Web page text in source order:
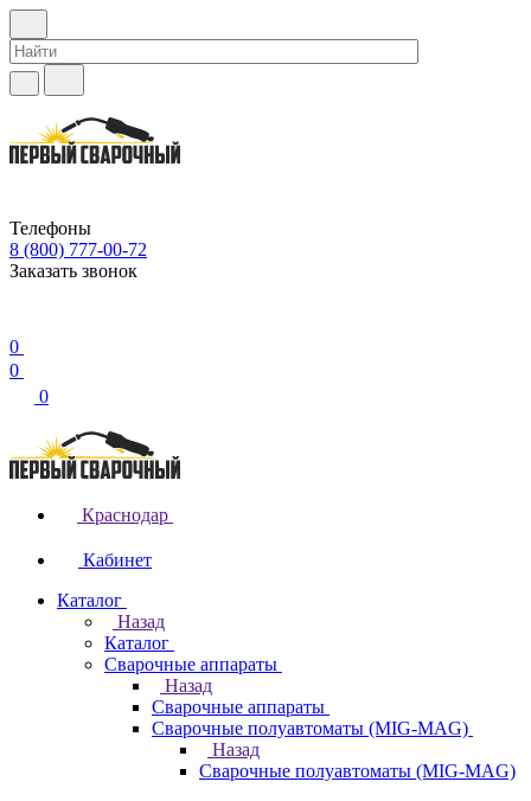
Телефоны
8 (800) 777-00-72
Заказать звонок
0
0
0
Краснодар
Кабинет
Каталог
Назад
Каталог
Сварочные аппараты
Назад
Сварочные аппараты
Сварочные полуавтоматы (MIG-MAG)
Назад
Сварочные полуавтоматы (MIG-MAG)